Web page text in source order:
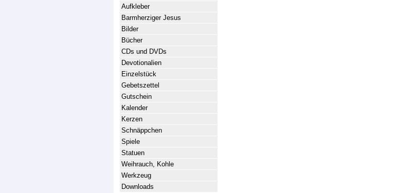
Aufkleber
Barmherziger Jesus
Bilder
Bücher
CDs und DVDs
Devotionalien
Einzelstück
Gebetszettel
Gutschein
Kalender
Kerzen
Schnäppchen
Spiele
Statuen
Weihrauch, Kohle
Werkzeug
Downloads